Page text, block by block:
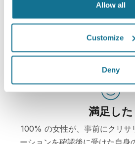
Allow all
Customize
Deny
自信
患者様が決断の過程に自ら関わ
する助けになり
満足した
100% の女性が、事前にクリサ
ーションを確認後に受けた自身